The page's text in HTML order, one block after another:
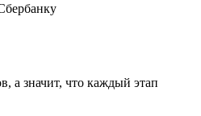
а значит, что каждый этап